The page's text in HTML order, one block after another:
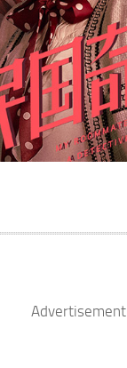
Advertisement